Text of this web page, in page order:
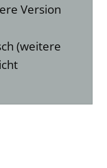
Version
(weitere